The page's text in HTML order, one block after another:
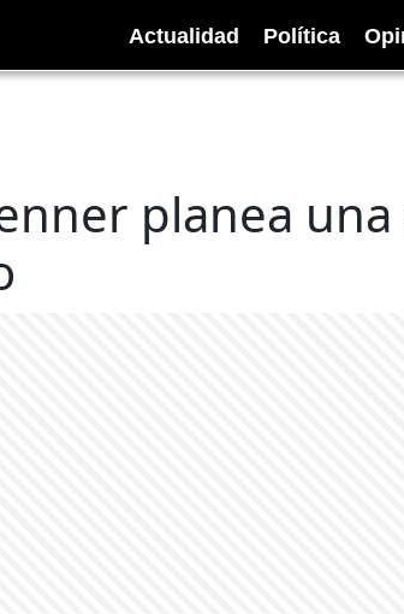
Actualidad Política
planea